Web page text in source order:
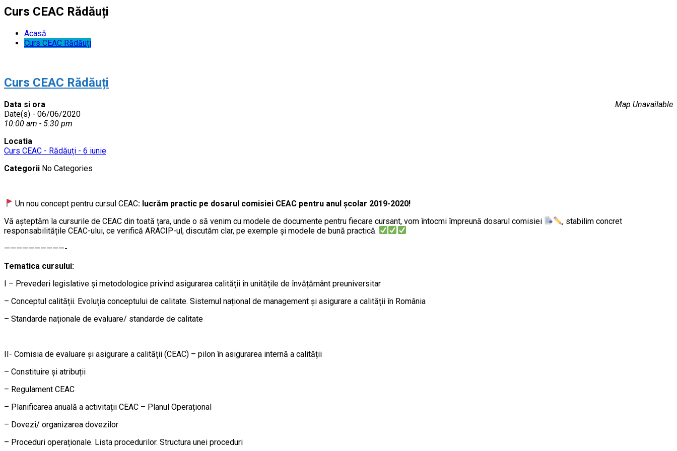
Curs CEAC Rădăuți
Acasă
Curs CEAC Rădăuți
Curs CEAC Rădăuți
Map Unavailable
Data si ora
Date(s) - 06/06/2020
10:00 am - 5:30 pm
Locatia
Curs CEAC - Rădăuți - 6 iunie
Categorii No Categories
Un nou concept pentru cursul CEAC: lucrăm practic pe dosarul comisiei CEAC pentru anul școlar 2019-2020!
Vă aşteptăm la cursurile de CEAC din toată țara, unde o să venim cu modele de documente pentru fiecare cursant, vom întocmi împreună dosarul comisiei
, stabilim concret
responsabilitățile CEAC-ului, ce verifică ARACIP-ul, discutăm clar, pe exemple şi modele de bună practică.
——————————-
Tematica cursului:
I – Prevederi legislative și metodologice privind asigurarea calității în unitățile de învățământ preuniversitar
– Conceptul calității. Evoluția conceptului de calitate. Sistemul național de management și asigurare a calității în România
– Standarde naționale de evaluare/ standarde de calitate
II- Comisia de evaluare și asigurare a calității (CEAC) – pilon în asigurarea internă a calității
– Constituire și atribuții
– Regulament CEAC
– Planificarea anuală a activitații CEAC – Planul Operațional
– Dovezi/ organizarea dovezilor
– Proceduri operaționale. Lista procedurilor. Structura unei proceduri